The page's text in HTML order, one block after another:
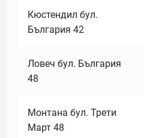
Кюстендил бул.
България 42
Ловеч бул. България
48
Монтана бул. Трети
Март 48